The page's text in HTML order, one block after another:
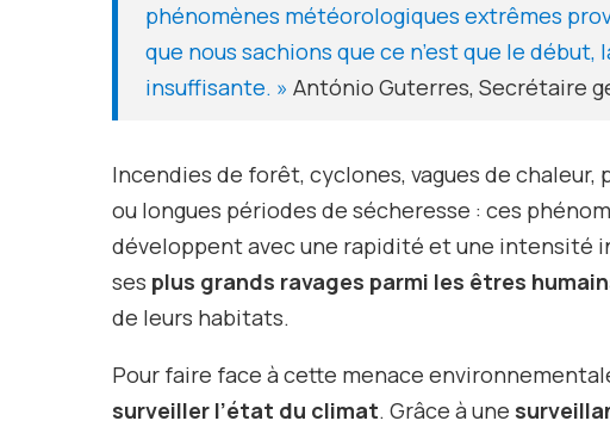
phénomènes météorologiques extrêmes
que nous sachions que ce n’est que le
insuffisante. » António Guterres, Secrétaire
Incendies de forêt, cyclones, vagues de
ou longues périodes de sécheresse : ces
développent avec une rapidité et une intensité
ses plus grands ravages parmi les êtres
de leurs habitats.
Pour faire face à cette menace
surveiller l’état du climat. Grâce à une